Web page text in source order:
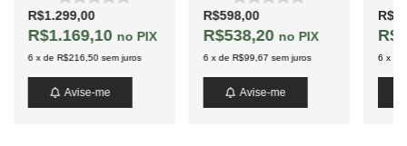
R$1.299,00
R$1.169,10 PIX
6 xde R$216,50 sem juros
Avise-me
R$598,00
R$538,20 PIX
6 xde R$99,67 sem juros
Avise-me
6 x